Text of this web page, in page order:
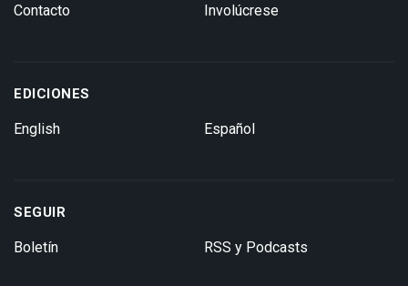
Contacto Involúcrese
EDICIONES
English Español
SEGUIR
Boletín RSS y Podcasts